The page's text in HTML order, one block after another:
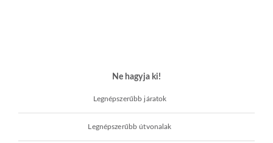
Ne hagyja ki!
Legnépszerűbb járatok
Legnépszerűbb útvonalak